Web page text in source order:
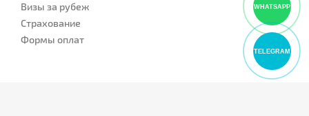
Визы за рубеж
Страхование
Формы оплат
WHATSAPP
TELEGRAM